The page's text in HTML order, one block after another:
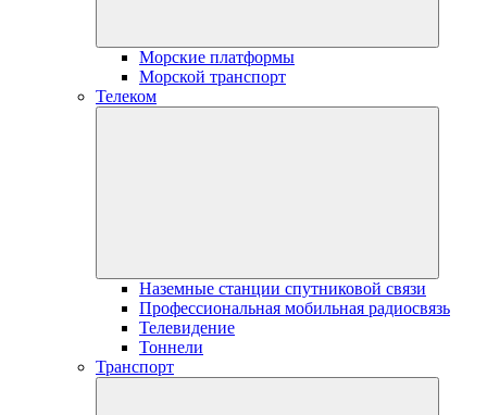
Морские платформы
Морской транспорт
Телеком
Наземные станции спутниковой связи
Профессиональная мобильная радиосвязь
Телевидение
Тоннели
Транспорт